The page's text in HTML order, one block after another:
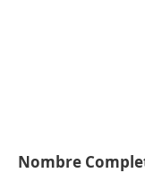
Nombre